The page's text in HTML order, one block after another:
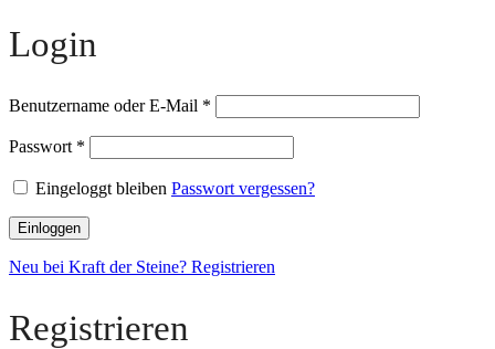
Login
Benutzername oder E-Mail *
Passwort *
Eingeloggt bleiben Passwort vergessen?
Einloggen
Neu bei Kraft der Steine? Registrieren
Registrieren